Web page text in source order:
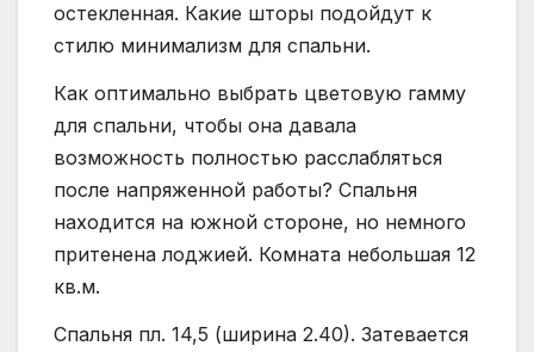
остекленная. Какие шторы подойдут к
стилю минимализм для спальни.
Как оптимально выбрать цветовую гамму
для спальни, чтобы она давала
возможность полностью расслабляться
после напряженной работы? Спальня
находится на южной стороне, но немного
притенена лоджией. Комната небольшая 12
кв.м.
Спальня пл. 14,5 (ширина 2.40). Затевается